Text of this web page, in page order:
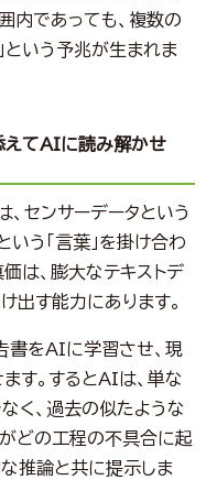
内であっても、複数の
という予兆が生まれま
えてAIに読み解かせ
センサーデータという
いう「言葉」を掛け合わ
は、膨大なテキストデ
出す能力にあります。
書をAIに学習させ、現
す。するとAIは、単な
く、過去の似たような
どの工程の不具合に起
推論と共に提示しま